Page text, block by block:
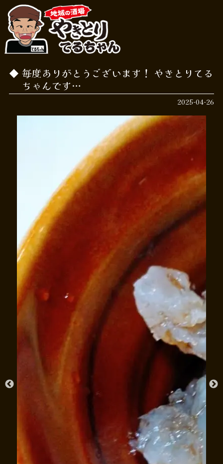
毎度ありがとうございます！ やきとりてる
ちゃんです…
2025-04-26